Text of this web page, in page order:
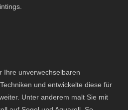
Ihre unverwechselbaren
und entwickelte diese für
Unter anderem malt Sie mit